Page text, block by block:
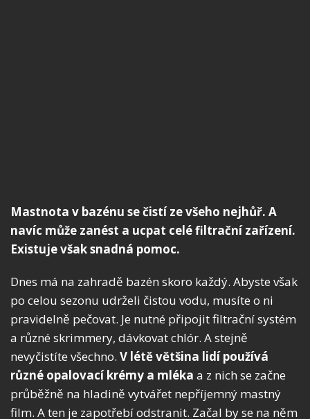
Mastnota v bazénu se čistí ze všeho nejhůř. A
navíc může zanést a ucpat celé filtrační zařízení.
Existuje však snadná pomoc.
Dnes má na zahradě bazén skoro každý. Abyste však
po celou sezonu udrželi čistou vodu, musíte o ni
pravidelně pečovat. Je nutné připojit filtrační systém
a různé skrimmery, dávkovat chlór. A stejně
nevyčistíte všechno. V létě většina lidí používá
různé opalovací krémy a mléka a z nich se začne
průběžně na hladině vytvářet nepříjemný mastný
film. A ten je zapotřebí odstranit. Začal by se na něm